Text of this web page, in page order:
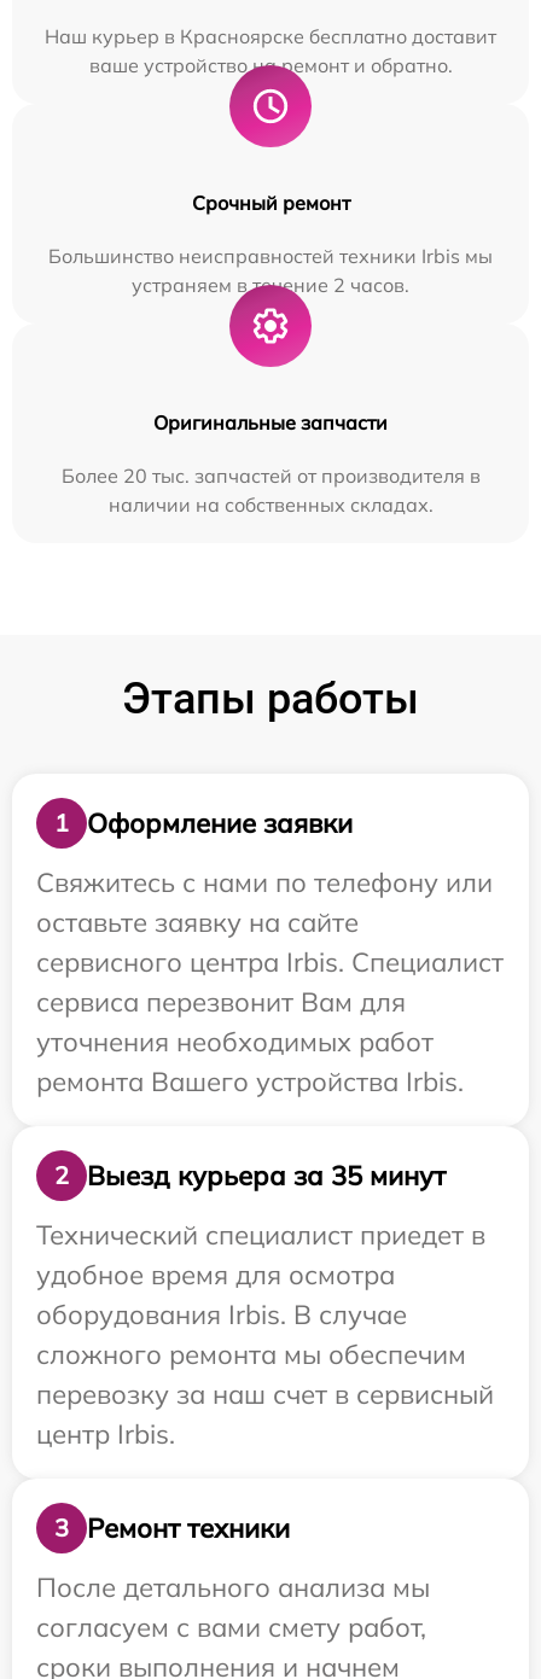
Наш курьер в Красноярске бесплатно доставит
ваше устройство на ремонт и обратно.
Срочный ремонт
Большинство неисправностей техники Irbis мы
устраняем в течение 2 часов.
Оригинальные запчасти
Более 20 тыс. запчастей от производителя в
наличии на собственных складах.
Этапы работы
1
Оформление заявки
Свяжитесь с нами по телефону или
оставьте заявку на сайте
сервисного центра Irbis. Специалист
сервиса перезвонит Вам для
уточнения необходимых работ
ремонта Вашего устройства Irbis.
2
Выезд курьера за 35 минут
Технический специалист приедет в
удобное время для осмотра
оборудования Irbis. В случае
сложного ремонта мы обеспечим
перевозку за наш счет в сервисный
центр Irbis.
3
Ремонт техники
После детального анализа мы
согласуем с вами смету работ,
сроки выполнения и начнем